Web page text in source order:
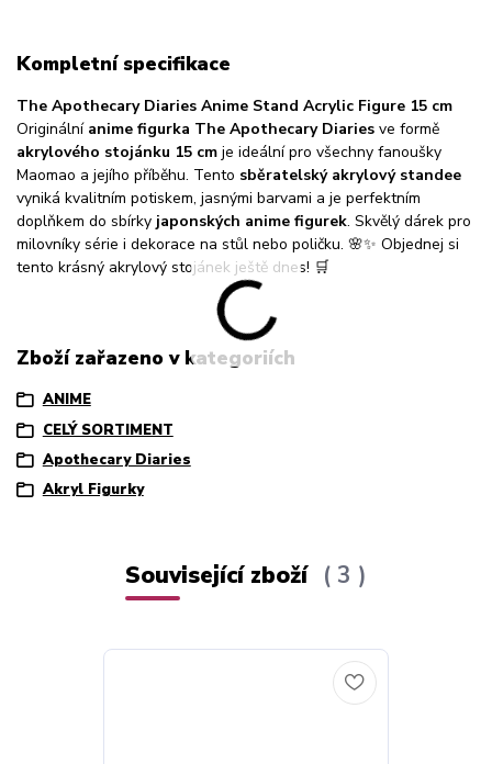
Kompletní specifikace
The Apothecary Diaries Anime Stand Acrylic Figure 15 cm
Originální anime figurka The Apothecary Diaries ve formě
akrylového stojánku 15 cm je ideální pro všechny fanoušky
Maomao a jejího příběhu. Tento sběratelský akrylový standee
vyniká kvalitním potiskem, jasnými barvami a je perfektním
doplňkem do sbírky japonských anime figurek. Skvělý dárek pro
milovníky série i dekorace na stůl nebo poličku. 🌸✨ Objednej si
tento krásný akrylový stojánek ještě dnes! 🛒
Zboží zařazeno v kategoriích
ANIME
CELÝ SORTIMENT
Apothecary Diaries
Akryl Figurky
Související zboží 3